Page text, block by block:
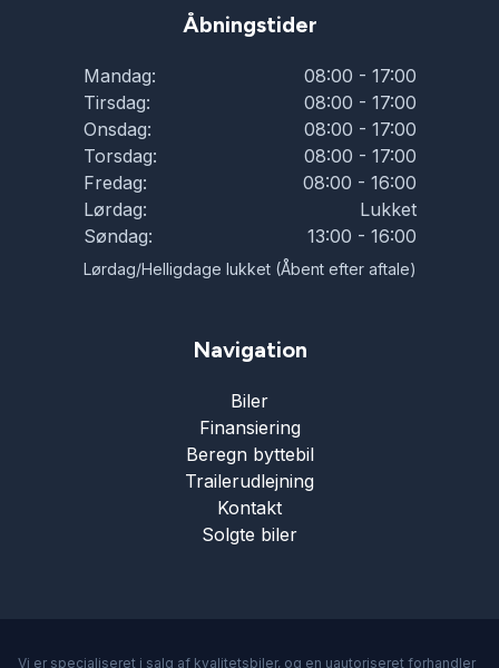
Åbningstider
Mandag:
08:00 - 17:00
Tirsdag:
08:00 - 17:00
Onsdag:
08:00 - 17:00
Torsdag:
08:00 - 17:00
Fredag:
08:00 - 16:00
Lørdag:
Lukket
Søndag:
13:00 - 16:00
Lørdag/Helligdage lukket (Åbent efter aftale)
Navigation
Biler
Finansiering
Beregn byttebil
Trailerudlejning
Kontakt
Solgte biler
Vi er specialiseret i salg af kvalitetsbiler, og en uautoriseret forhandler